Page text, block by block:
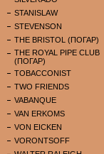
STANISLAW
STEVENSON
THE BRISTOL (ПОГАР)
THE ROYAL PIPE CLUB
(ПОГАР)
TOBACCONIST
TWO FRIENDS
VABANQUE
VAN ERKOMS
VON EICKEN
VORONTSOFF